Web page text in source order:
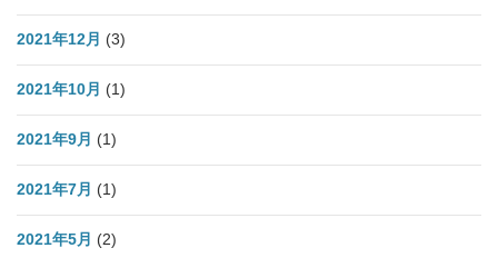
2021年12月 (3)
2021年10月 (1)
2021年9月 (1)
2021年7月 (1)
2021年5月 (2)